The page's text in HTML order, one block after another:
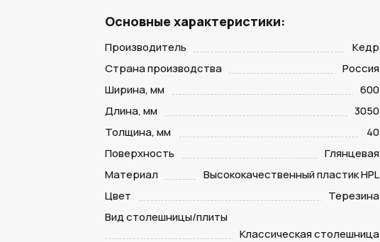
Основные характеристики:
Производитель
Кедр
Страна производства
Россия
Ширина, мм
600
Длина, мм
3050
Толщина, мм
40
Поверхность
Глянцевая
Материал
Высококачественный пластик HPL
Цвет
Терезина
Вид столешницы/плиты
Классическая столешница